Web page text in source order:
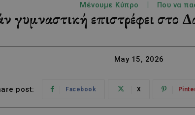
Μένουμε Κύπρο Που να
γυμναστική επιστρέφει στο
May 15, 2026
post: Facebook X